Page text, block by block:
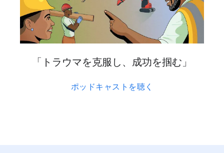
「トラウマを​克服し、​成功を​掴む」
ポッドキャストを​聴く